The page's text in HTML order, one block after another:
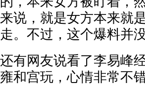
来说，就是女方本来就
走。不过，这个爆料并
还有网友说看了李易峰
雍和宫玩，心情非常不